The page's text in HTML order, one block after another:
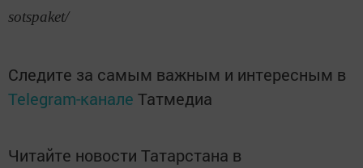
sotspaket/
Следите за самым важным и интересным в
Telegram-канале Татмедиа
Читайте новости Татарстана в